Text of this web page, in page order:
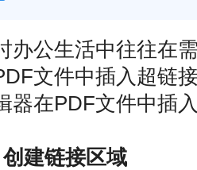
办公生活中往往在
文件中插入超链
器在PDF文件中插
建链接区域